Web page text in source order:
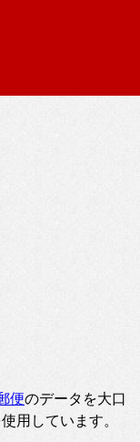
便のデータを大口
用しています。